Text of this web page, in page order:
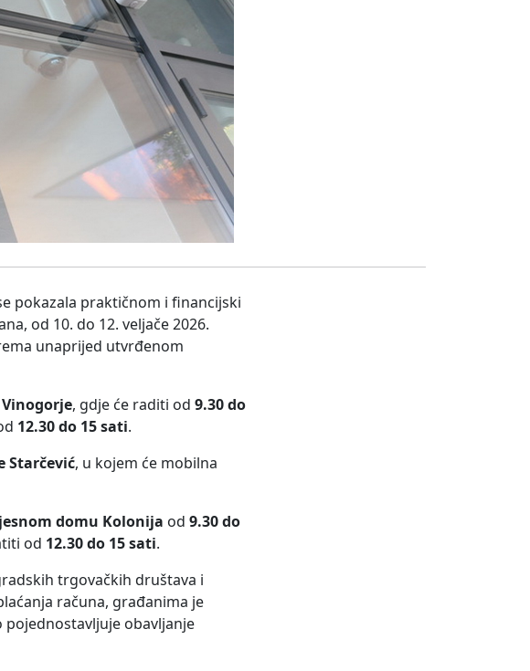
pokazala praktičnom i financijski
od 10. do 12. veljače 2026.
unaprijed utvrđenom
, gdje će raditi od 9.30 do
12.30 do 15 sati.
Starčević, u kojem će mobilna
domu Kolonija od 9.30 do
od 12.30 do 15 sati.
trgovačkih društava i
računa, građanima je
obavljanje